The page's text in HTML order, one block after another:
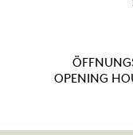
OPENING